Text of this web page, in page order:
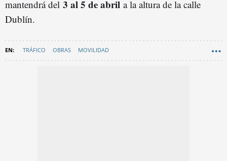
mantendrá del 3 al 5 de abril a la altura de la calle
Dublín.
TRÁFICO OBRAS MOVILIDAD